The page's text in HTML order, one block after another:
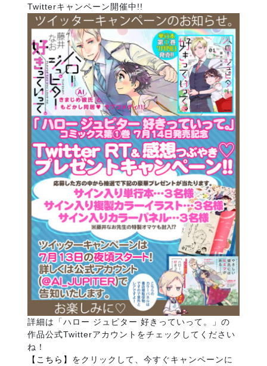
Twitterキャンペーン開催中!!
詳細は「ハロー ジュピター 好きっていって。」の
作品公式Twitterアカウントをチェックしてください
ね！
【こちら】 をクリックして、今すぐキャンペーンに